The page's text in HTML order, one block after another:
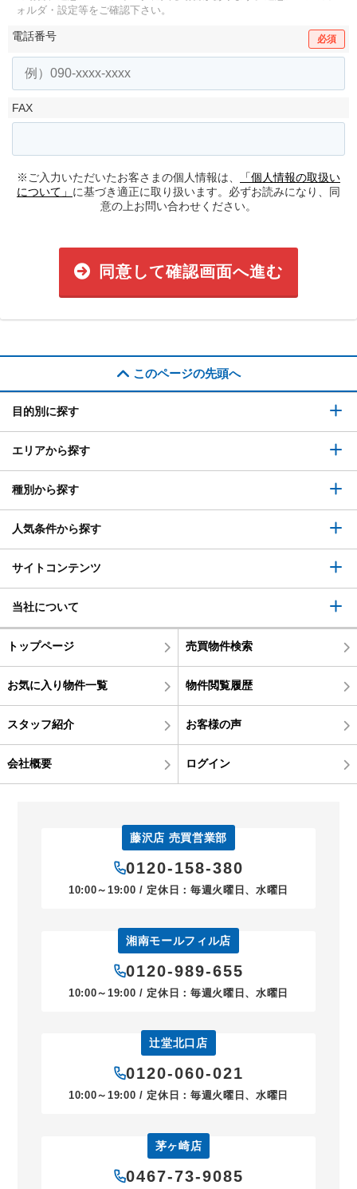
ォルダ・設定等をご確認下さい。
電話番号 必須
FAX
※ご入力いただいたお客さまの個人情報は、
「個人情報の取扱い
について」 に基づき適正に取り扱います。必ずお読みになり、同
意の上お問い合わせください。
同意して確認画面へ進む
このページの先頭へ
目的別に探す
エリアから探す
種別から探す
人気条件から探す
サイトコンテンツ
当社について
トップページ 売買物件検索
お気に入り物件一覧 物件閲覧履歴
スタッフ紹介 お客様の声
会社概要 ログイン
藤沢店 売買営業部
0120-158-380
10:00～19:00 / 定休日：毎週火曜日、水曜日
湘南モールフィル店
0120-989-655
10:00～19:00 / 定休日：毎週火曜日、水曜日
辻堂北口店
0120-060-021
10:00～19:00 / 定休日：毎週火曜日、水曜日
茅ヶ崎店
0467-73-9085